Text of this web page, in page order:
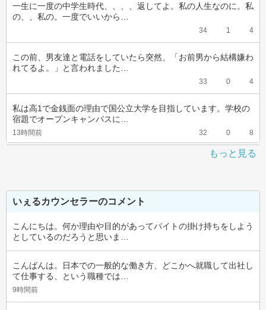
一生に一度の中学生時代、、、、返してよ。私の人生なのに。私
の、、私の。一度でいいから…
34 1 4
この前、男友達と電話をしていたら突然、「お前男から結構嫌わ
れてるよ。」と言われました…
33 0 4
私は高1で金銭面の理由で国公立大学を目指しています。学校の
宿題でオープンキャンパスに…
13時間前 32 0 8
もっと見る
いぇるカウンセラーのコメント
こんにちは。何か理由や目的があってバイトの掛け持ちをしよう
としているのだろうと思いま…
こんばんは。日本での一般的な働き方、どこかへ就職して出社し
て仕事する、という職種では…
9時間前